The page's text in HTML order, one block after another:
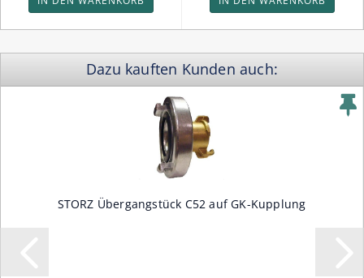
Dazu kauften Kunden auch:
STORZ Übergangstück C52 auf GK-Kupplung